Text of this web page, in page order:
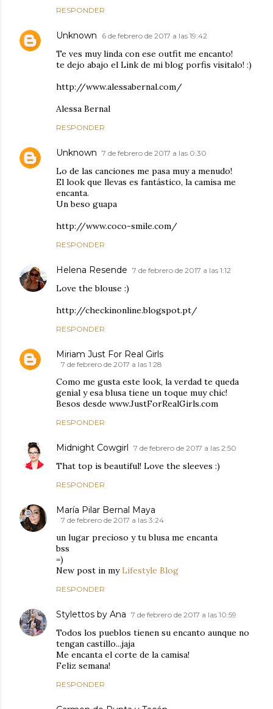
RESPONDER
Unknown 6 de febrero de 2017 a las 19:42
Te ves muy linda con ese outfit me encanto!
te dejo abajo el Link de mi blog porfis visitalo! :)
http://www.alessabernal.com/
Alessa Bernal
RESPONDER
Unknown 7 de febrero de 2017 a las 0:30
Lo de las canciones me pasa muy a menudo!
El look que llevas es fantástico, la camisa me
encanta.
Un beso guapa
http://www.coco-smile.com/
RESPONDER
Helena Resende 7 de febrero de 2017 a las 1:12
Love the blouse :)
http://checkinonline.blogspot.pt/
RESPONDER
Miriam Just For Real Girls
7 de febrero de 2017 a las 1:28
Como me gusta este look, la verdad te queda
genial y esa blusa tiene un toque muy chic!
Besos desde www.JustForRealGirls.com
RESPONDER
Midnight Cowgirl 7 de febrero de 2017 a las 2:50
That top is beautiful! Love the sleeves :)
RESPONDER
María Pilar Bernal Maya
7 de febrero de 2017 a las 3:24
un lugar precioso y tu blusa me encanta
bss
=)
New post in myLifestyle Blog
RESPONDER
Stylettos by Ana 7 de febrero de 2017 a las 10:59
Todos los pueblos tienen su encanto aunque no
tengan castillo...jaja
Me encanta el corte de la camisa!
Feliz semana!
RESPONDER